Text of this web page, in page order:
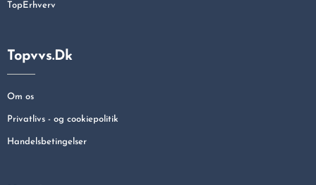
TopErhverv
Topvvs.dk
Om os
Privatlivs - og cookiepolitik
Handelsbetingelser